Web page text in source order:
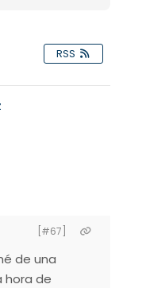
RSS
[#67]
de una
hora de